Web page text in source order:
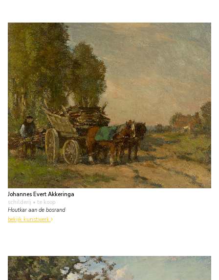
Johannes Evert Akkeringa
schilderij • te koop
Houtkar aan de bosrand
bekijk kunstwerk